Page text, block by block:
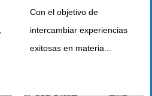
Con el objetivo de
intercambiar experiencias
exitosas en materia...